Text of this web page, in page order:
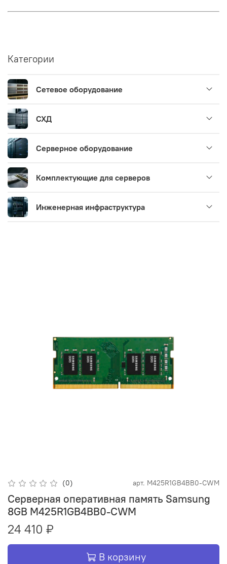
Категории
Сетевое оборудование
СХД
Серверное оборудование
Комплектующие для серверов
Инженерная инфраструктура
(0) арт. M425R1GB4BB0-CWM
Серверная оперативная память Samsung
8GB M425R1GB4BB0-CWM
24 410 ₽
В корзину